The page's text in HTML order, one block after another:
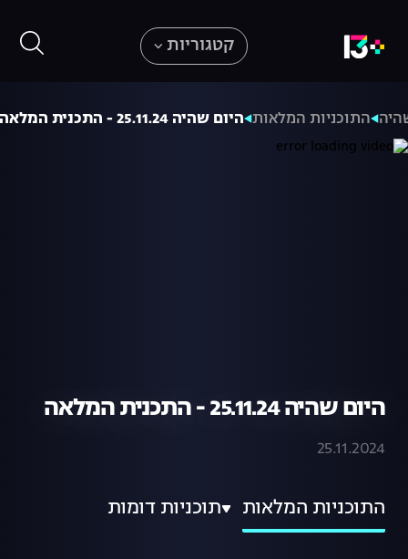
קטגוריות
התוכניות המלאות היום שהיה 25.11.24 - התכנית המלאה
היום שהיה 25.11.24 - התכנית המלאה
25.11.2024
התוכניות המלאות תוכניות דומות